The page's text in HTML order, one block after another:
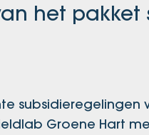
het pakket
Groene Hart